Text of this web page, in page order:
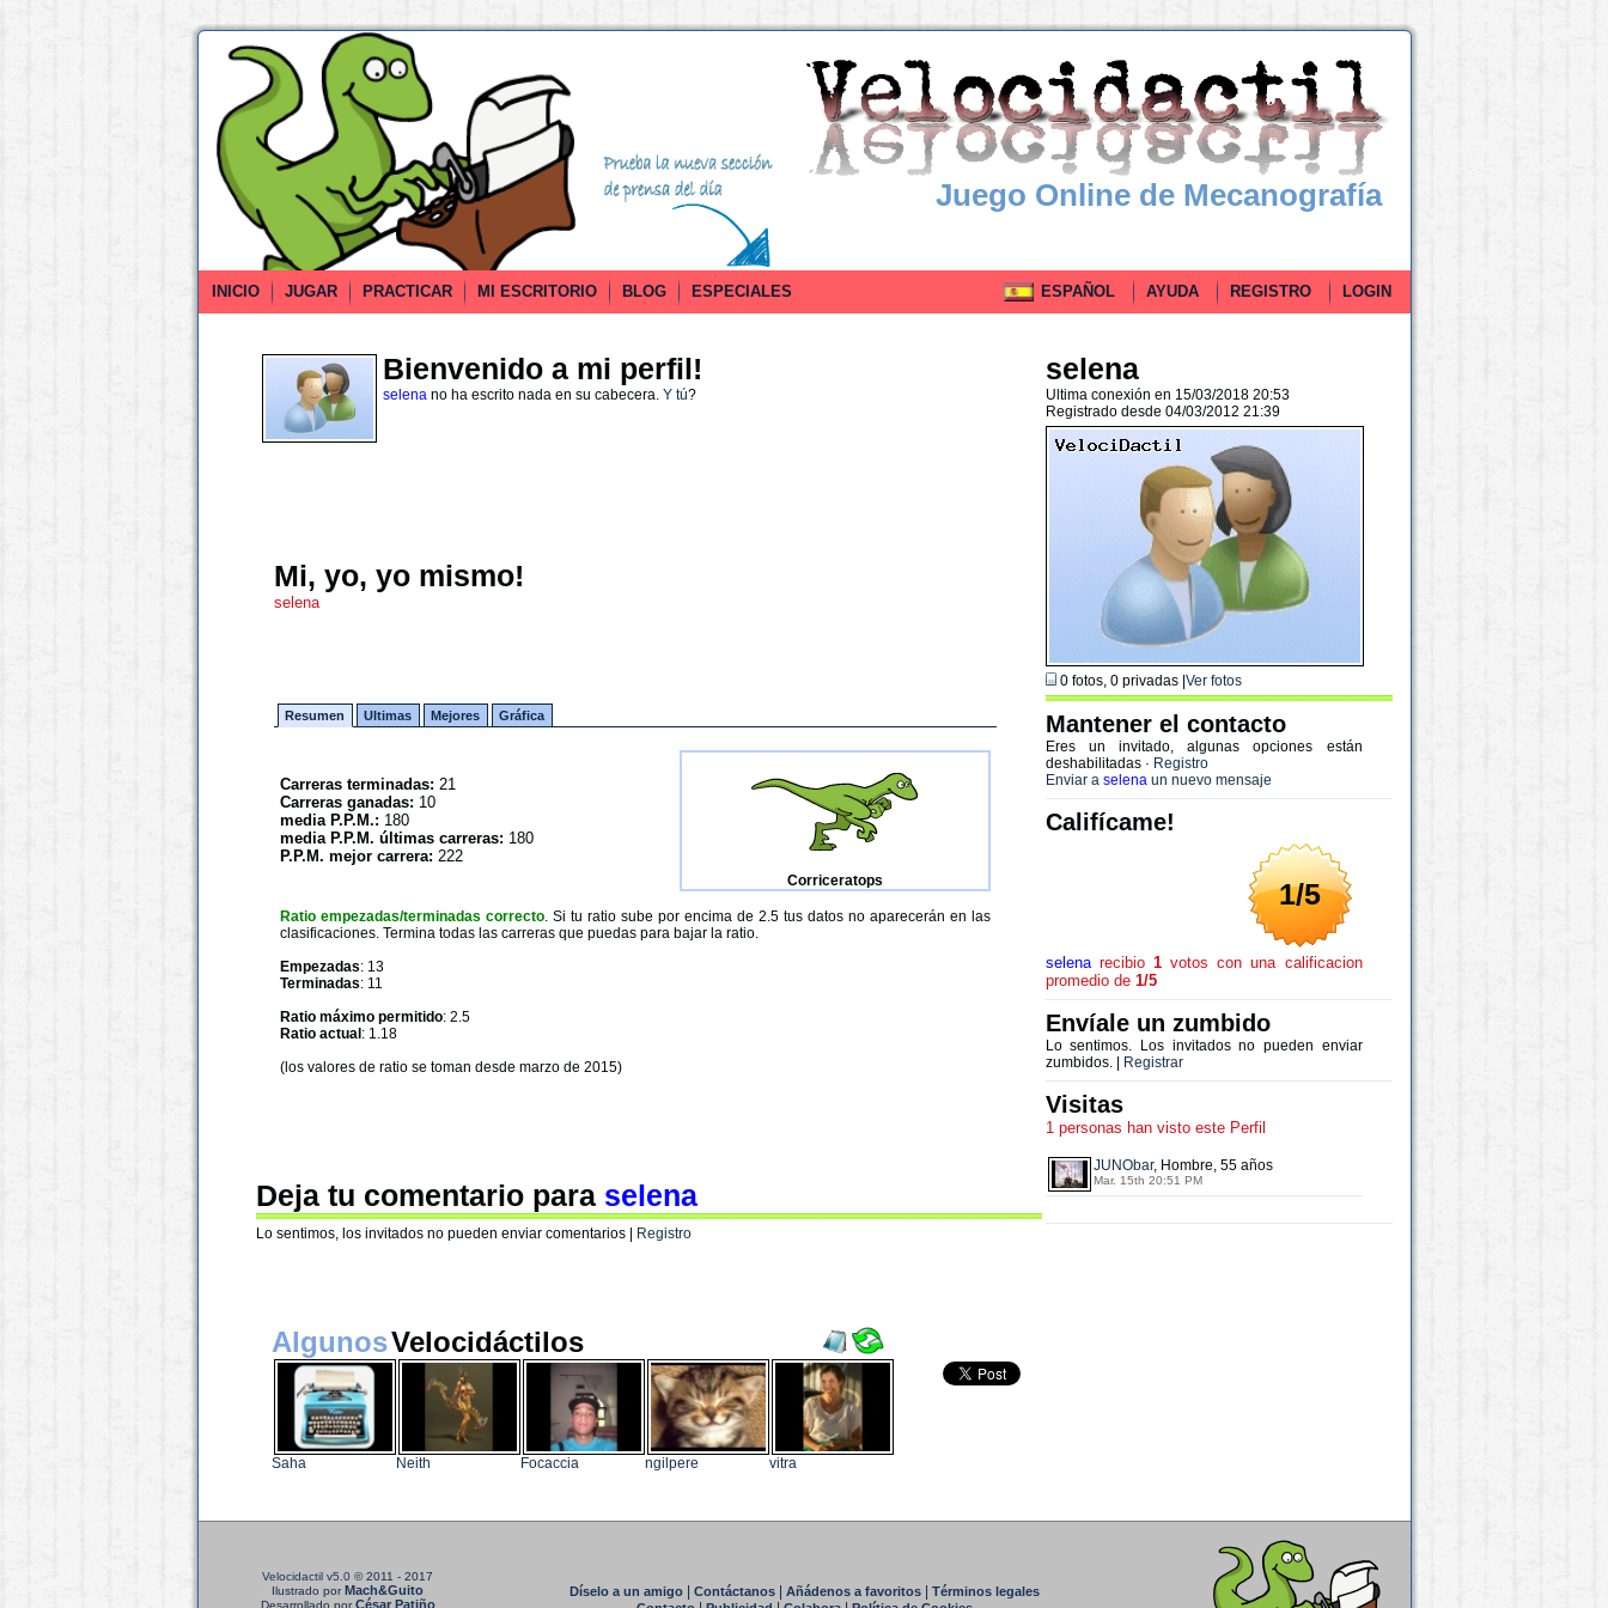
Juego Online de Mecanografía
INICIO JUGAR PRACTICAR MI ESCRITORIO BLOG ESPECIALES ESPAÑOL AYUDA REGISTRO LOGIN
Bienvenido a mi perfil!
selenano ha escrito nada en su cabecera. Y tú?
Mi, yo, yo mismo!
selena
Resumen Ultimas Mejores Gráfica
Carreras terminadas: 21
Carreras ganadas: 10
media P.P.M.: 180
media P.P.M. últimas carreras: 180
P.P.M. mejor carrera: 222
Corriceratops
Ratio empezadas/terminadas correcto. Si tu ratio sube por encima de 2.5 tus datos no aparecerán en las
clasificaciones. Termina todas las carreras que puedas para bajar la ratio.
Empezadas: 13
Terminadas: 11
Ratio máximo permitido: 2.5
Ratio actual : 1.18
(los valores de ratio se toman desde marzo de 2015)
Deja tu comentario para selena
Lo sentimos, los invitados no pueden enviar comentarios | Registro
selena
Ultima conexión en 15/03/2018 20:53
Registrado desde 04/03/2012 21:39
0 fotos, 0 privadas | Ver fotos
Mantener el contacto
Eres un invitado, algunas opciones están
deshabilitadas · Registro
Enviar a selenaun nuevo mensaje
Califícame!
1/5
selenarecibio 1votos con una calificacion
promedio de 1/5
Envíale un zumbido
Lo sentimos. Los invitados no pueden enviar
zumbidos. |
Registrar
Visitas
1 personas han visto este Perfil
JUNObar, Hombre, 55 años
Mar. 15th 20:51 PM
AlgunosVelocidáctilos
Saha Neith Focaccia ngilpere vitra
Velocidactil v5.0 © 2011 - 2017
Ilustrado porMach&Guito
Desarrollado porCésar Patiño
Díselo a un amigo| Contáctanos| Añádenos a favoritos|
Términos legales